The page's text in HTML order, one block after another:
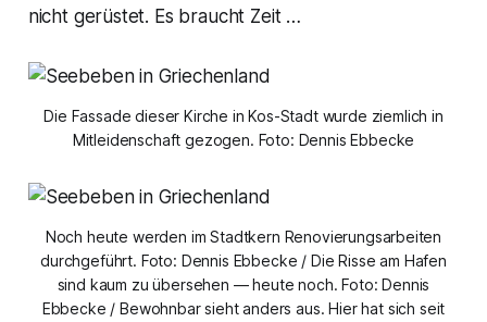
nicht gerüstet. Es braucht Zeit …
Die Fassade dieser Kirche in Kos-Stadt wurde ziemlich in
Mitleidenschaft gezogen. Foto: Dennis Ebbecke
Noch heute werden im Stadtkern Renovierungsarbeiten
durchgeführt. Foto: Dennis Ebbecke / Die Risse am Hafen
sind kaum zu übersehen — heute noch. Foto: Dennis
Ebbecke / Bewohnbar sieht anders aus. Hier hat sich seit